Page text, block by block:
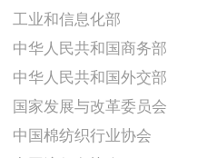
工业和信息化部
中华人民共和国商务部
中华人民共和国外交部
国家发展与改革委员会
中国棉纺织行业协会